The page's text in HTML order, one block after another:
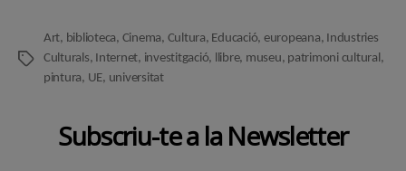
Etiquetes
Art, biblioteca, Cinema, Cultura, Educació, europeana, Industries
Culturals, Internet, investitgació, llibre, museu, patrimoni cultural ,
pintura, UE, universitat
Subscriu-te a la Newsletter